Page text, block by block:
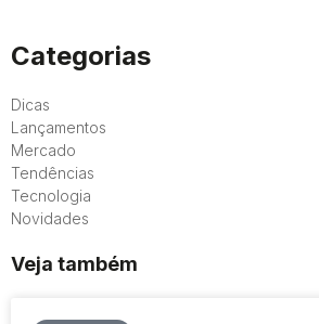
Categorias
Dicas
Lançamentos
Mercado
Tendências
Tecnologia
Novidades
Veja também